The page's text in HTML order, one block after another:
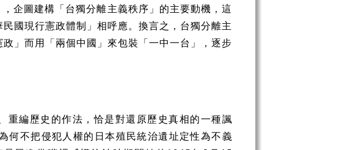
企圖建構「台獨分離主義秩序」的主要動機，這
國現行憲政體制」相呼應。換言之，台獨分離主
」而用「兩個中國」來包裝「一中一台」，逐步
重編歷史的作法，恰是對還原歷史真相的一種諷
何不把侵犯人權的日本殖民統治遺址定性為不義